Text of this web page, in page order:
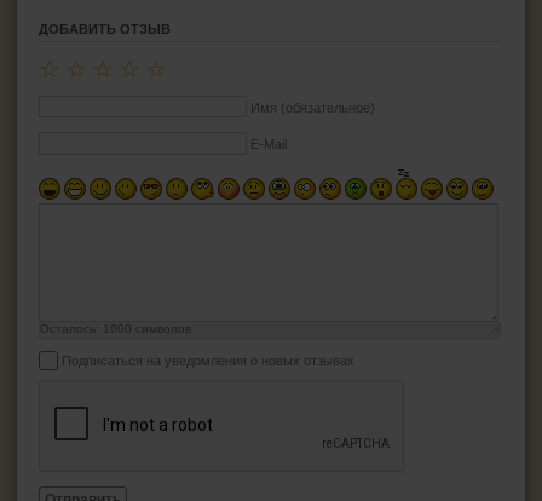
ДОБАВИТЬ ОТЗЫВ
☆
☆
☆
☆
☆
Имя (обязательное)
E-Mail
Осталось: 1000 символов
Подписаться на уведомления о новых отзывах